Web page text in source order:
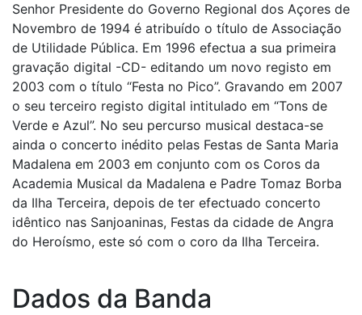
Senhor Presidente do Governo Regional dos Açores de
Novembro de 1994 é atribuído o título de Associação
de Utilidade Pública. Em 1996 efectua a sua primeira
gravação digital -CD- editando um novo registo em
2003 com o título “Festa no Pico”. Gravando em 2007
o seu terceiro registo digital intitulado em “Tons de
Verde e Azul”. No seu percurso musical destaca-se
ainda o concerto inédito pelas Festas de Santa Maria
Madalena em 2003 em conjunto com os Coros da
Academia Musical da Madalena e Padre Tomaz Borba
da Ilha Terceira, depois de ter efectuado concerto
idêntico nas Sanjoaninas, Festas da cidade de Angra
do Heroísmo, este só com o coro da Ilha Terceira.
Dados da Banda